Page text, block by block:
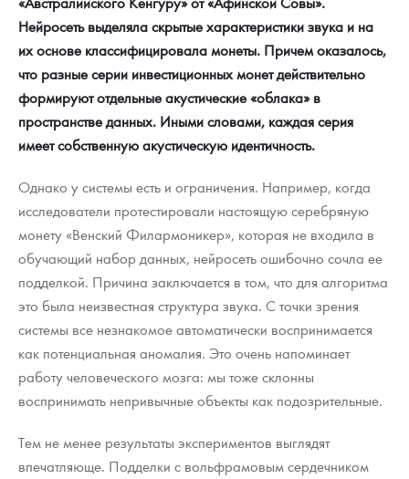
Нейросеть выделяла скрытые характеристики звука и на
их основе классифицировала монеты. Причем оказалось,
что разные серии инвестиционных монет действительно
формируют отдельные акустические «облака» в
пространстве данных. Иными словами, каждая серия
имеет собственную акустическую идентичность.
Однако у системы есть и ограничения. Например, когда
исследователи протестировали настоящую серебряную
монету «Венский Филармоникер», которая не входила в
обучающий набор данных, нейросеть ошибочно сочла ее
подделкой. Причина заключается в том, что для алгоритма
это была неизвестная структура звука. С точки зрения
системы все незнакомое автоматически воспринимается
как потенциальная аномалия. Это очень напоминает
работу человеческого мозга: мы тоже склонны
воспринимать непривычные объекты как подозрительные.
Тем не менее результаты экспериментов выглядят
впечатляюще. Подделки с вольфрамовым сердечником